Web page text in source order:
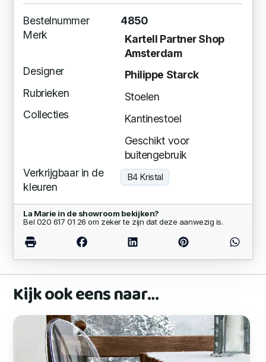
Bestelnummer
4850
Merk
Kartell Partner Shop
Amsterdam
Designer
Philippe Starck
Rubrieken
Stoelen
Collecties
Kantinestoel
Geschikt voor
buitengebruik
Verkrijgbaar in de
kleuren
B4 Kristal
La Marie in de showroom bekijken?
Bel 020 617 01 26 om zeker te zijn dat deze aanwezig is.
Kijk ook eens naar…